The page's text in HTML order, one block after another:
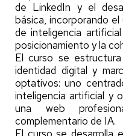
de LinkedIn y el
básica, incorporando
de inteligencia
posicionamiento y la
El curso se
identidad digital y
optativos: uno
inteligencia artificial y
una web
complementario de IA.